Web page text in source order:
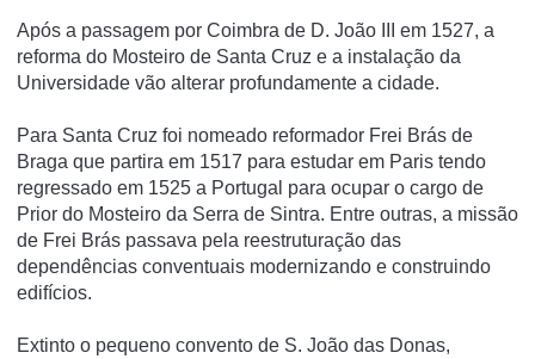
Após a passagem por Coimbra de D. João III em 1527, a
reforma do Mosteiro de Santa Cruz e a instalação da
Universidade vão alterar profundamente a cidade.
Para Santa Cruz foi nomeado reformador Frei Brás de
Braga que partira em 1517 para estudar em Paris tendo
regressado em 1525 a Portugal para ocupar o cargo de
Prior do Mosteiro da Serra de Sintra. Entre outras, a missão
de Frei Brás passava pela reestruturação das
dependências conventuais modernizando e construindo
edifícios.
Extinto o pequeno convento de S. João das Donas,